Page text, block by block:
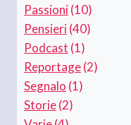
Passioni(10)
Pensieri(40)
Podcast (1)
Reportage(2)
Segnalo (1)
Storie(2)